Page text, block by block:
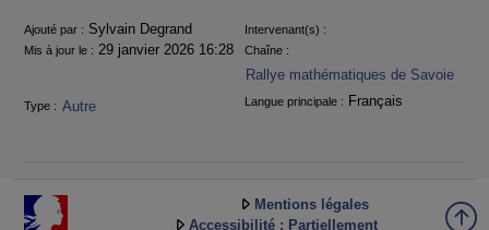
Informations
Ajouté par : Sylvain Degrand
Intervenant(s) :
Mis à jour le : 29 janvier 2026 16:28 Chaîne :
Rallye mathématiques de Savoie
Type : Autre Langue principale : Français
Mentions légales
Accessibilité : Partiellement